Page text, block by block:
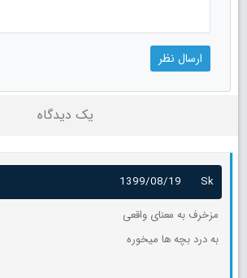
یک دیدگاه
Sk
1399/08/19
مزخرف به معنای واقعی
به درد بچه ها میخوره